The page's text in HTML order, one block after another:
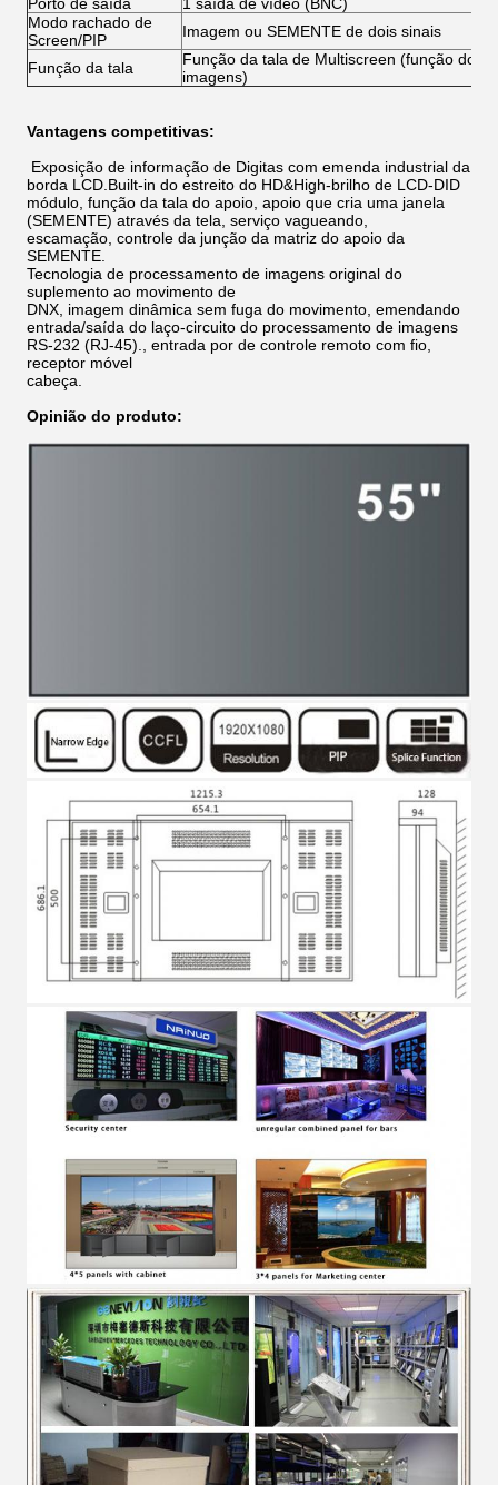
Modo rachado de
Screen/PIP
Imagem ou SEMENTE de dois sinais
Função da tala
Função da tala de Multiscreen (função do
imagens)
Vantagens competitivas:
Exposição de informação de Digitas com emenda industrial da
borda LCD.Built-in do estreito do HD&High-brilho de LCD-DID
módulo, função da tala do apoio, apoio que cria uma janela
(SEMENTE) através da tela, serviço vagueando,
escamação, controle da junção da matriz do apoio da
SEMENTE.
Tecnologia de processamento de imagens original do
suplemento ao movimento de
DNX, imagem dinâmica sem fuga do movimento, emendando
entrada/saída do laço-circuito do processamento de imagens
RS-232 (RJ-45)., entrada por de controle remoto com fio,
receptor móvel
cabeça.
Opinião do produto: